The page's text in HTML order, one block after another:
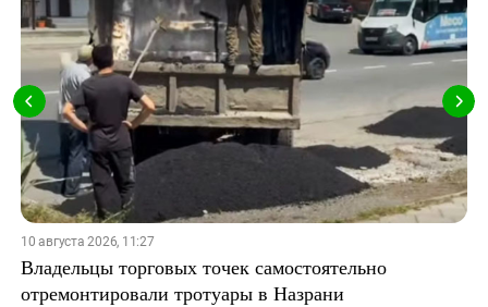
10 августа 2026, 11:27
Владельцы торговых точек самостоятельно
отремонтировали тротуары в Назрани